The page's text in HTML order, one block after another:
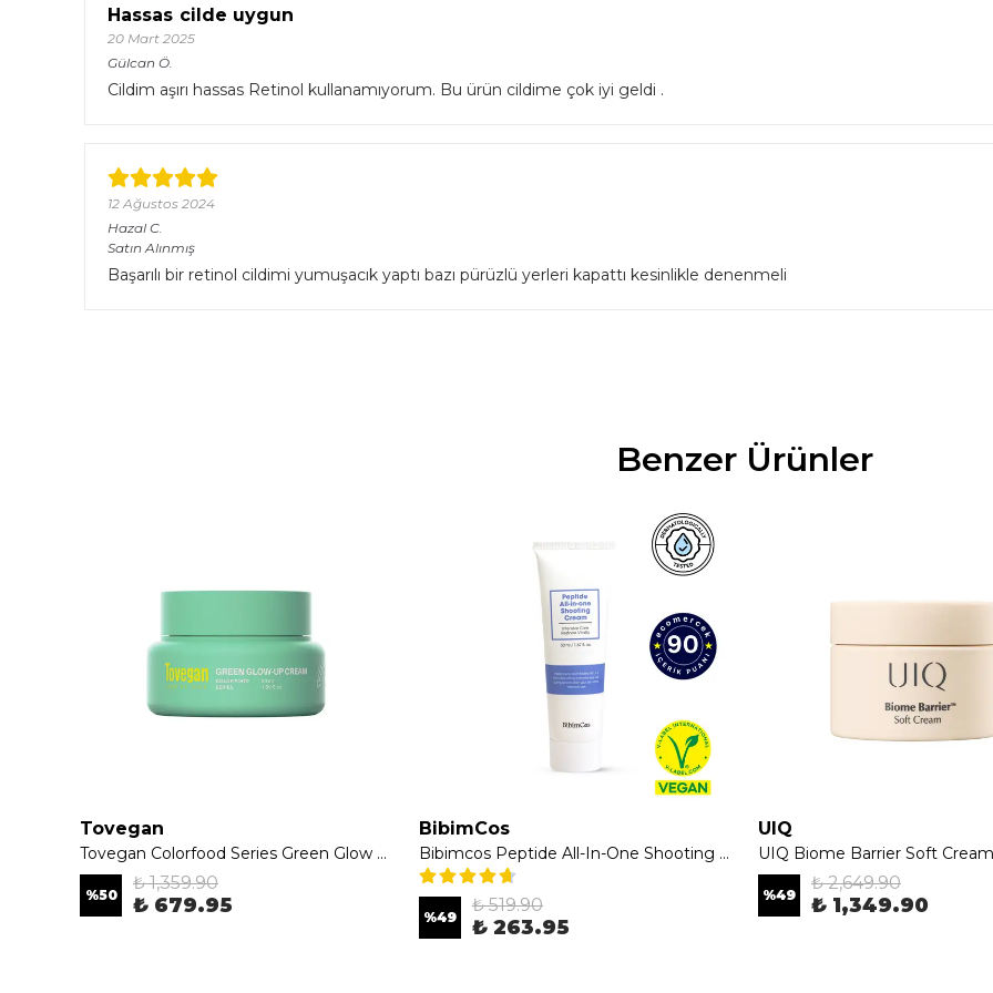
Hassas cilde uygun
20 Mart 2025
Gülcan Ö.
Cildim aşırı hassas Retinol kullanamıyorum. Bu ürün cildime çok iyi geldi .
12 Ağustos 2024
Hazal C.
Satın Alınmış
Başarılı bir retinol cildimi yumuşacık yaptı bazı pürüzlü yerleri kapattı kesinlikle denenmeli
Benzer Ürünler
Tovegan
Tovegan Colorfood Series Green Glow up Cream 50ml - Centella İçeren Nemlendirici Krem
%50
₺ 1,359.90
₺ 679.95
BibimCos
Bibimcos Peptide All-In-One Shooting Cream 50ml - Yoğun Nemlendirici Peptitli Krem
%49
₺ 519.90
₺ 263.95
UIQ
%49
₺ 2,649.90
₺ 1,349.90